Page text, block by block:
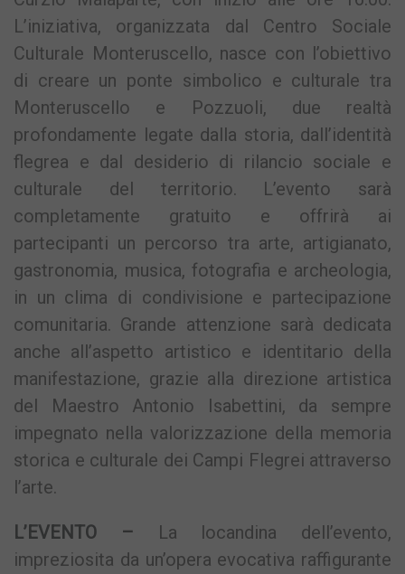
L’iniziativa, organizzata dal Centro Sociale
Culturale Monteruscello, nasce con l’obiettivo
di creare un ponte simbolico e culturale tra
Monteruscello e Pozzuoli, due realtà
profondamente legate dalla storia, dall’identità
flegrea e dal desiderio di rilancio sociale e
culturale del territorio. L’evento sarà
completamente gratuito e offrirà ai
partecipanti un percorso tra arte, artigianato,
gastronomia, musica, fotografia e archeologia,
in un clima di condivisione e partecipazione
comunitaria. Grande attenzione sarà dedicata
anche all’aspetto artistico e identitario della
manifestazione, grazie alla direzione artistica
del Maestro Antonio Isabettini, da sempre
impegnato nella valorizzazione della memoria
storica e culturale dei Campi Flegrei attraverso
l’arte.
L’EVENTO – La locandina dell’evento,
impreziosita da un’opera evocativa raffigurante